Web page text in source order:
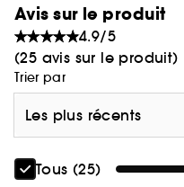
Avis sur le produit
4.9/5
(25 avis sur le produit)
Trier par
Les plus récents
Tous (25)